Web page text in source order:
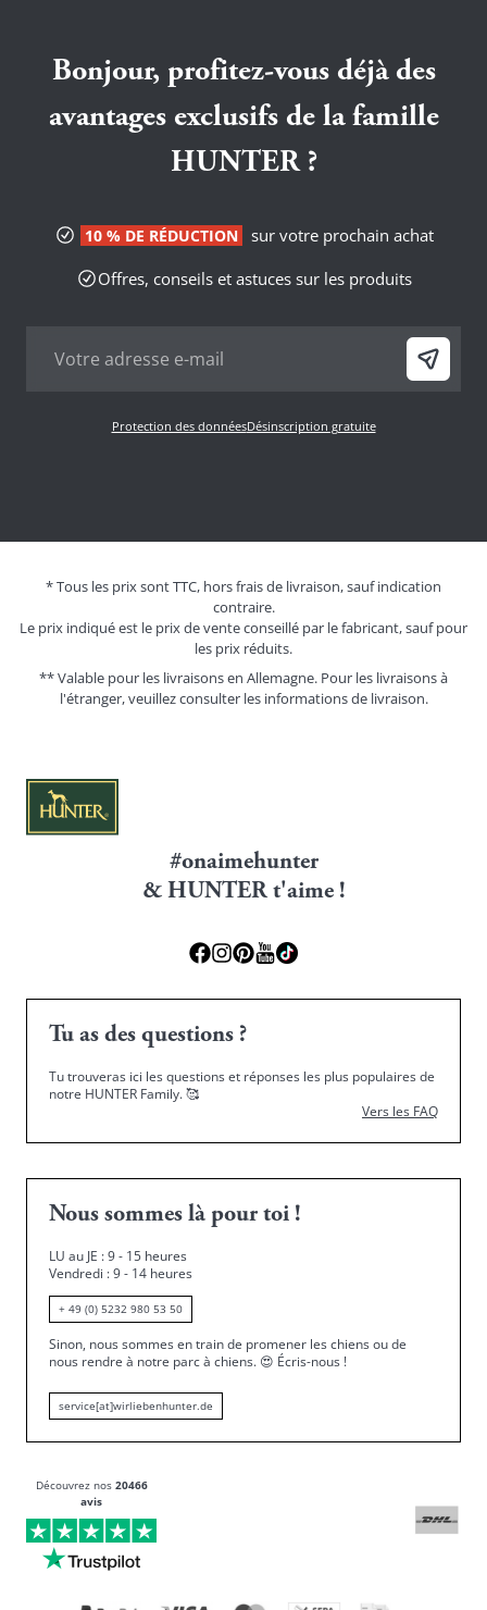
Bonjour, profitez-vous déjà des
avantages exclusifs de la famille
HUNTER ?
10 % DE RÉDUCTION
sur votre prochain achat
Offres, conseils et astuces sur les produits
Protection des donnéesDésinscription gratuite
* Tous les prix sont TTC, hors frais de livraison, sauf indication
contraire.
Le prix indiqué est le prix de vente conseillé par le fabricant, sauf pour
les prix réduits.
** Valable pour les livraisons en Allemagne. Pour les livraisons à
l'étranger, veuillez consulter les informations de livraison.
#onaimehunter
& HUNTER t'aime !
Tu as des questions ?
Tu trouveras ici les questions et réponses les plus populaires de
notre HUNTER Family.🥰
Vers les FAQ
Nous sommes là pour toi !
LU au JE : 9 - 15 heures
Vendredi : 9 - 14 heures
+ 49 (0) 5232 980 53 50
Sinon, nous sommes en train de promener les chiens ou de
nous rendre à notre parc à chiens. 😍 Écris-nous !
service[at]wirliebenhunter.de
Découvrez nos 20466
avis